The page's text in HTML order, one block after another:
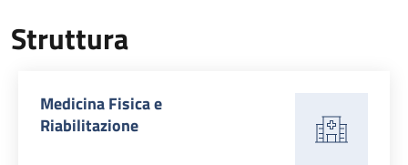
Struttura
Medicina Fisica e
Riabilitazione